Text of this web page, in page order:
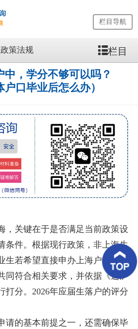
栏目导航
政策法规 栏目
中，学分不够可以吗？
户口毕业后怎么办）
关键在于是否满足当前政策设
条件。根据现行政策，非上海生
生若希望直接申办上海户籍，需
同符合相关要求，并依据《进沪
打分。2026年应届生落户的评分
的基本前提之一，还需确保毕